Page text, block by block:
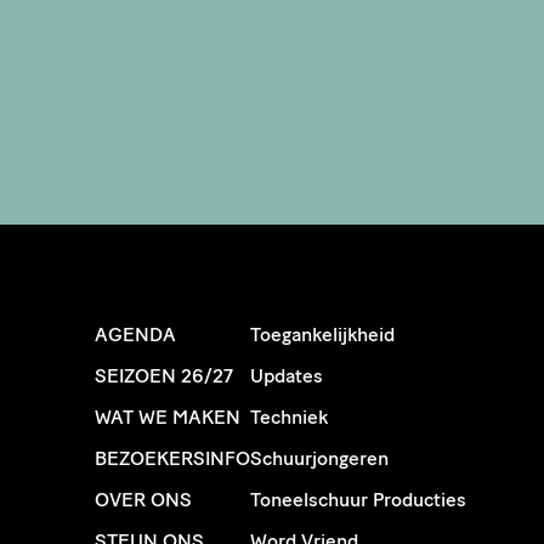
AGENDA
SEIZOEN 26/27
WAT WE MAKEN
BEZOEKERSINFO
OVER ONS
Toegankelijkheid
Updates
Techniek
Schuurjongeren
Toneelschuur Producties